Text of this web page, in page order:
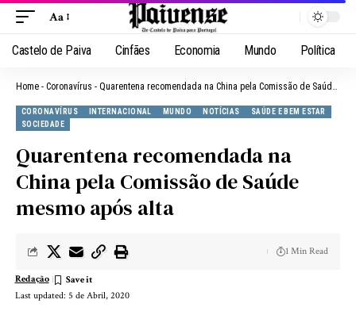
Aa
Castelo de Paiva Cinfães Economia Mundo Política
Home - Coronavírus - Quarentena recomendada na China pela Comissão de Saúde mesmo após alta
CORONAVÍRUS INTERNACIONAL MUNDO NOTÍCIAS
SAÚDE E BEM ESTAR
SOCIEDADE
Quarentena recomendada na
China pela Comissão de Saúde
mesmo após alta
Last updated: 5 de Abril, 2020
Redação
1 Min Read